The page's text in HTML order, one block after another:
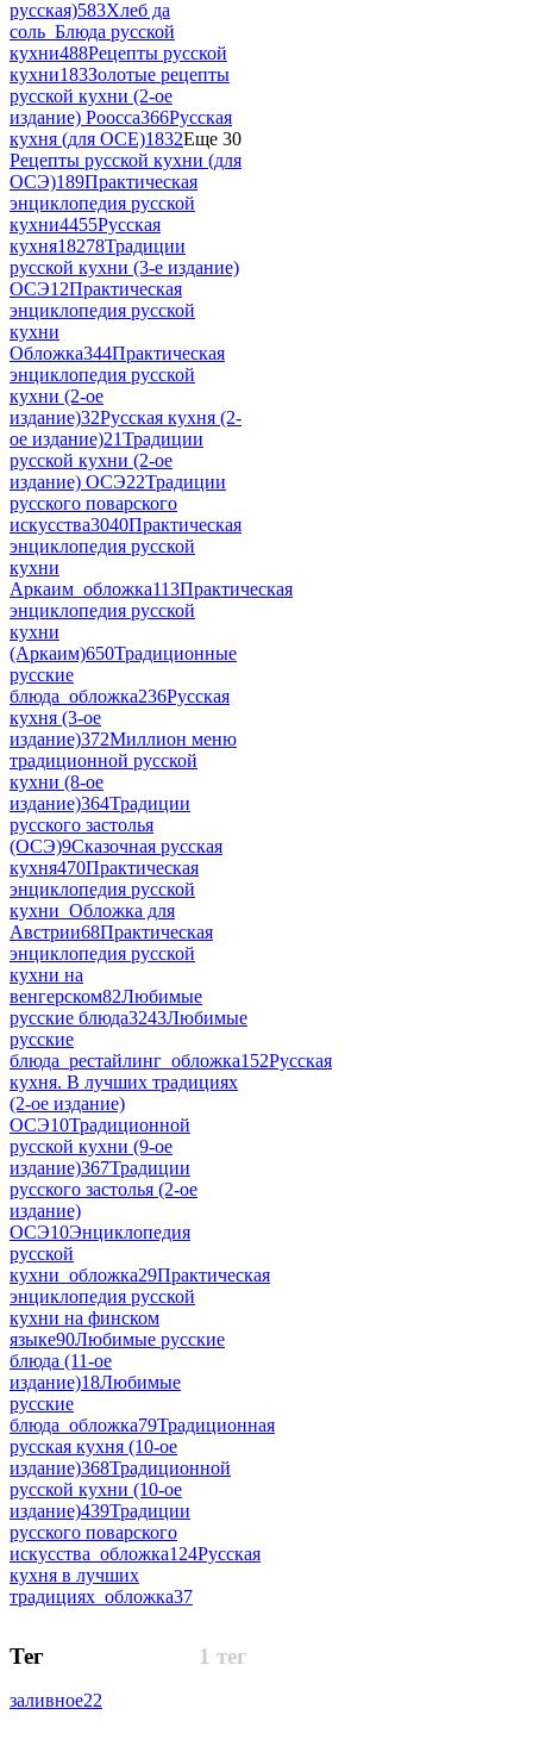
русская)583Хлеб да
соль_Блюда русской
кухни488Рецепты русской
кухни183Золотые рецепты
русской кухни (2-ое
издание) Роосса366Русская
кухня (для ОСЕ)1832Еще 30
Рецепты русской кухни (для
ОСЭ)189Практическая
энциклопедия русской
кухни4455Русская
кухня18278Традиции
русской кухни (3-е издание)
ОСЭ12Практическая
энциклопедия русской
кухни
Обложка344Практическая
энциклопедия русской
кухни (2-ое
издание)32Русская кухня (2-
ое издание)21Традиции
русской кухни (2-ое
издание) ОСЭ22Традиции
русского поварского
искусства3040Практическая
энциклопедия русской
кухни
Аркаим_обложка113Практическая
энциклопедия русской
кухни
(Аркаим)650Традиционные
русские
блюда_обложка236Русская
кухня (3-ое
издание)372Миллион меню
традиционной русской
кухни (8-ое
издание)364Традиции
русского застолья
(ОСЭ)9Сказочная русская
кухня470Практическая
энциклопедия русской
кухни_Обложка для
Австрии68Практическая
энциклопедия русской
кухни на
венгерском82Любимые
русские блюда3243Любимые
русские
блюда_рестайлинг_обложка152Русская
кухня. В лучших традициях
(2-ое издание)
ОСЭ10Традиционной
русской кухни (9-ое
издание)367Традиции
русского застолья (2-ое
издание)
ОСЭ10Энциклопедия
русской
кухни_обложка29Практическая
энциклопедия русской
кухни на финском
языке90Любимые русские
блюда (11-ое
издание)18Любимые
русские
блюда_обложка79Традиционная
русская кухня (10-ое
издание)368Традиционной
русской кухни (10-ое
издание)439Традиции
русского поварского
искусства_обложка124Русская
кухня в лучших
традициях_обложка37
1 тег
Тег
заливное22